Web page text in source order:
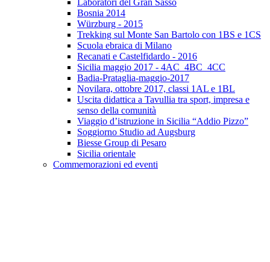
Laboratori del Gran Sasso
Bosnia 2014
Würzburg - 2015
Trekking sul Monte San Bartolo con 1BS e 1CS
Scuola ebraica di Milano
Recanati e Castelfidardo - 2016
Sicilia maggio 2017 - 4AC_4BC_4CC
Badia-Prataglia-maggio-2017
Novilara, ottobre 2017, classi 1AL e 1BL
Uscita didattica a Tavullia tra sport, impresa e
senso della comunità
Viaggio d’istruzione in Sicilia “Addio Pizzo”
Soggiorno Studio ad Augsburg
Biesse Group di Pesaro
Sicilia orientale
Commemorazioni ed eventi